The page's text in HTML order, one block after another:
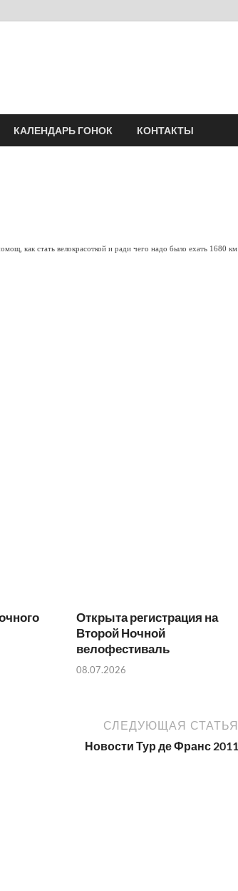
КАЛЕНДАРЬ ГОНОК КОНТАКТЫ
как стать велокрасоткой и ради чего надо было ехать 1680 км
Открыта регистрация на
Второй Ночной
велофестиваль
08.07.2026
СЛЕДУЮЩАЯ СТАТЬЯ
Новости Тур де Франс 2011